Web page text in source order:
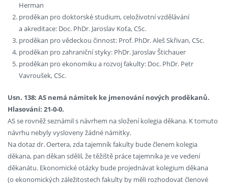
Herman
proděkan pro doktorské studium, celoživotní vzdělávání
a akreditace: Doc. PhDr. Jaroslav Koťa, CSc.
proděkan pro vědeckou činnost: Prof. PhDr. Aleš Skřivan, CSc.
proděkan pro zahraniční styky: PhDr. Jaroslav Štichauer
proděkan pro ekonomiku a rozvoj fakulty: Doc. PhDr. Petr
Vavroušek, CSc.
Usn. 138: AS nemá námitek ke jmenování nových proděkanů.
Hlasování: 21-0-0.
AS se rovněž seznámil s návrhem na složení kolegia děkana. K tomuto
návrhu nebyly vysloveny žádné námitky.
Na dotaz dr. Oertera, zda tajemník fakulty bude členem kolegia
děkana, pan děkan sdělil, že těžiště práce tajemníka je ve vedení
děkanátu. Ekonomické otázky bude projednávat kolegium děkana
(o ekonomických záležitostech fakulty by měli rozhodovat členové